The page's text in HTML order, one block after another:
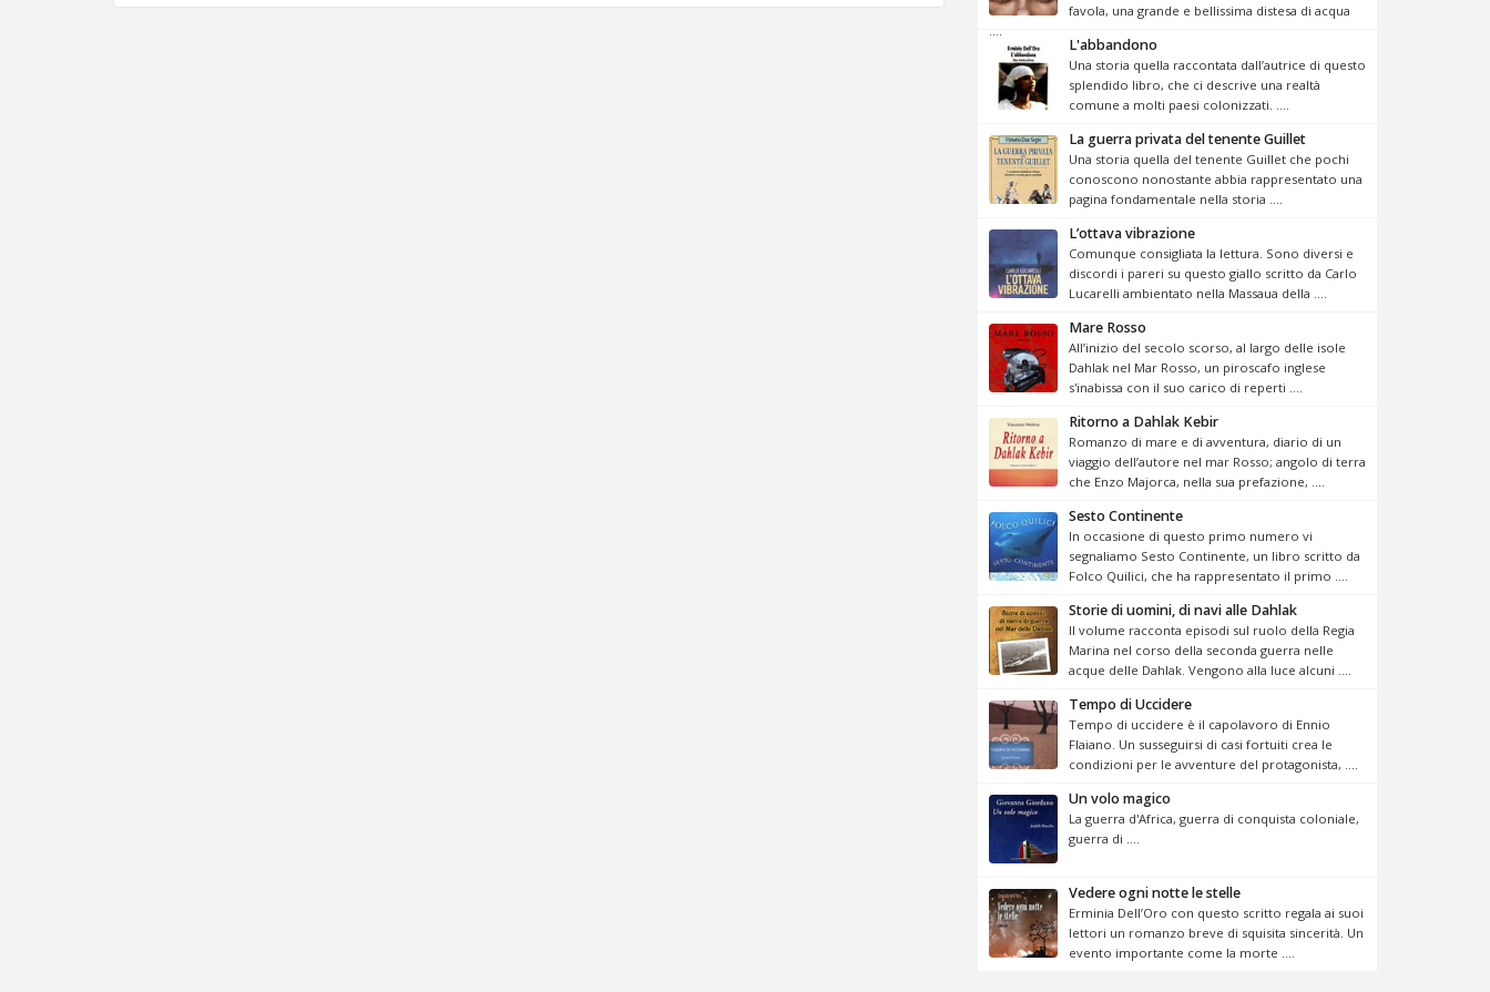
favola, una grande e bellissima distesa di acqua
....
L'abbandono
Una storia quella raccontata dall’autrice di questo
splendido libro, che ci descrive una realtà
comune a molti paesi colonizzati. ....
La guerra privata del tenente Guillet
Una storia quella del tenente Guillet che pochi
conoscono nonostante abbia rappresentato una
pagina fondamentale nella storia ....
L’ottava vibrazione
Comunque consigliata la lettura. Sono diversi e
discordi i pareri su questo giallo scritto da Carlo
Lucarelli ambientato nella Massaua della ....
Mare Rosso
All’inizio del secolo scorso, al largo delle isole
Dahlak nel Mar Rosso, un piroscafo inglese
s'inabissa con il suo carico di reperti ....
Ritorno a Dahlak Kebir
Romanzo di mare e di avventura, diario di un
viaggio dell’autore nel mar Rosso; angolo di terra
che Enzo Majorca, nella sua prefazione, ....
Sesto Continente
In occasione di questo primo numero vi
segnaliamo Sesto Continente, un libro scritto da
Folco Quilici, che ha rappresentato il primo ....
Storie di uomini, di navi alle Dahlak
Il volume racconta episodi sul ruolo della Regia
Marina nel corso della seconda guerra nelle
acque delle Dahlak. Vengono alla luce alcuni ....
Tempo di Uccidere
Tempo di uccidere è il capolavoro di Ennio
Flaiano. Un susseguirsi di casi fortuiti crea le
condizioni per le avventure del protagonista, ....
Un volo magico
La guerra d'Africa, guerra di conquista coloniale,
guerra di ....
Vedere ogni notte le stelle
Erminia Dell’Oro con questo scritto regala ai suoi
lettori un romanzo breve di squisita sincerità. Un
evento importante come la morte ....